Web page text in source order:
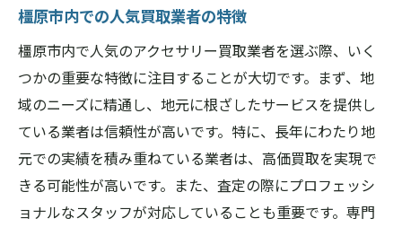
橿原市内での人気買取業者の特徴
橿原市内で人気のアクセサリー買取業者を選ぶ際、いく
つかの重要な特徴に注目することが大切です。まず、地
域のニーズに精通し、地元に根ざしたサービスを提供し
ている業者は信頼性が高いです。特に、長年にわたり地
元での実績を積み重ねている業者は、高価買取を実現で
きる可能性が高いです。また、査定の際にプロフェッシ
ョナルなスタッフが対応していることも重要です。専門